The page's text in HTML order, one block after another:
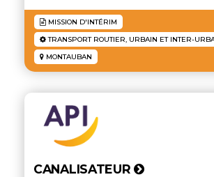
MISSION D'INTÉRIM
TRANSPORT ROUTIER, URBAIN ET INTER-
MONTAUBAN
CANALISATEUR